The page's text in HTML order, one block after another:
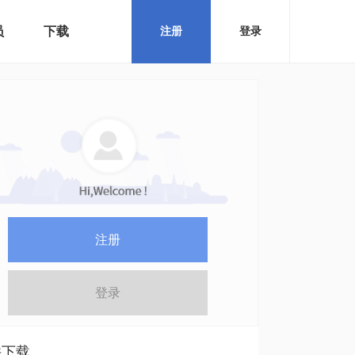
下载 注册 登录
注册
登录
载